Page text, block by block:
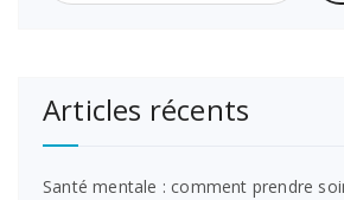
Articles récents
Santé mentale : comment prendre